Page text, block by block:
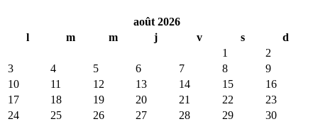
août 2026
l
m m j v s
d
1
2
3
4 5 6 7 8
9
10
11 12 13 14 15
16
17
18 19 20 21 22
23
24
25 26 27 28 29
30